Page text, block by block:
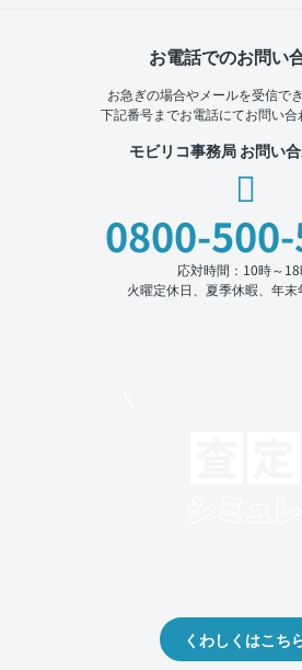
お電話でのお問い
お急ぎの場合やメールを受信で
下記番号までお電話にてお問い合
モビリコ事務局 お問い
0800-
応対時間：10時～
火曜定休日、夏季休暇、年末
くわしくはこち